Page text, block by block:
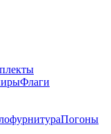
Флаги
Погоны